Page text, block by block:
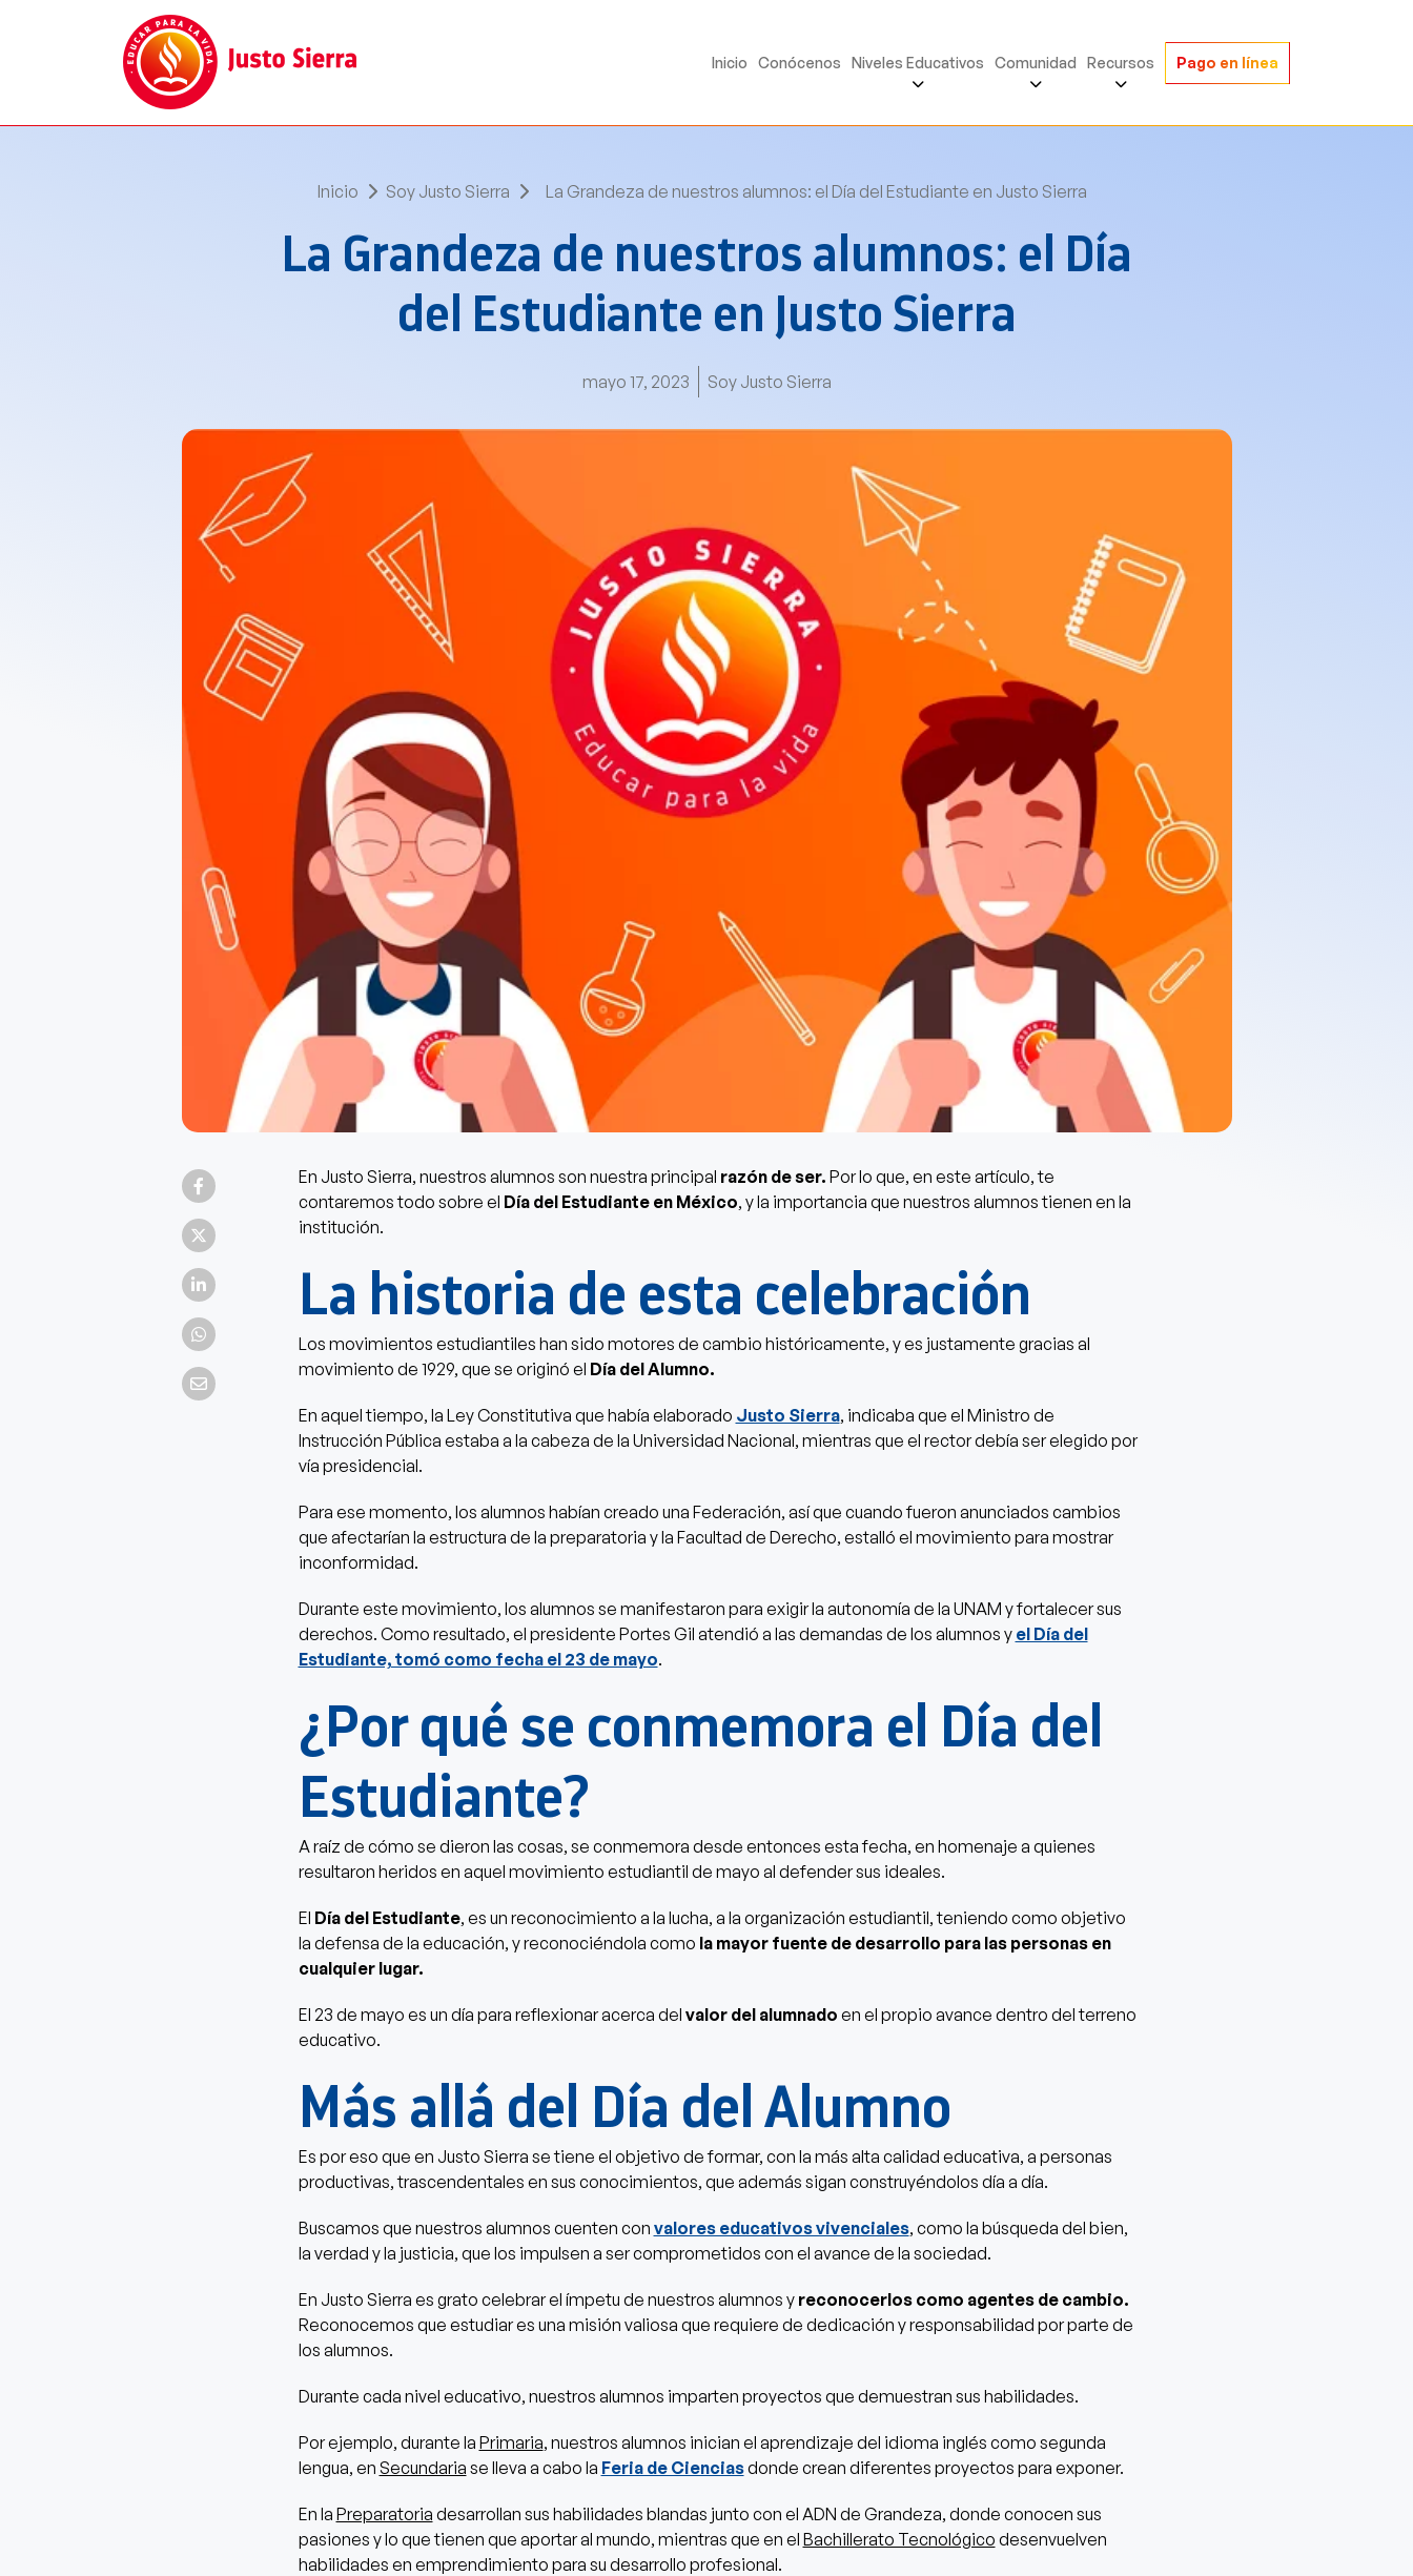
Inicio Conócenos Niveles Educativos Comunidad Recursos Pago en línea
Inicio Soy Justo Sierra La Grandeza de nuestros alumnos: el Día del Estudiante en Justo Sierra
La Grandeza de nuestros alumnos: el Día
del Estudiante en Justo Sierra
mayo 17, 2023 Soy Justo Sierra
En Justo Sierra, nuestros alumnos son nuestra principal razón de ser. Por lo que, en este artículo, te
contaremos todo sobre el Día del Estudiante en México, y la importancia que nuestros alumnos tienen en la
institución.
La historia de esta celebración
Los movimientos estudiantiles han sido motores de cambio históricamente, y es justamente gracias al
movimiento de 1929, que se originó el Día del Alumno.
En aquel tiempo, la Ley Constitutiva que había elaborado Justo Sierra, indicaba que el Ministro de
Instrucción Pública estaba a la cabeza de la Universidad Nacional, mientras que el rector debía ser elegido por
vía presidencial.
Para ese momento, los alumnos habían creado una Federación, así que cuando fueron anunciados cambios
que afectarían la estructura de la preparatoria y la Facultad de Derecho, estalló el movimiento para mostrar
inconformidad.
Durante este movimiento, los alumnos se manifestaron para exigir la autonomía de la UNAM y fortalecer sus
derechos. Como resultado, el presidente Portes Gil atendió a las demandas de los alumnos y el Día del
Estudiante, tomó como fecha el 23 de mayo.
¿Por qué se conmemora el Día del
Estudiante?
A raíz de cómo se dieron las cosas, se conmemora desde entonces esta fecha, en homenaje a quienes
resultaron heridos en aquel movimiento estudiantil de mayo al defender sus ideales.
El Día del Estudiante, es un reconocimiento a la lucha, a la organización estudiantil, teniendo como objetivo
la defensa de la educación, y reconociéndola como la mayor fuente de desarrollo para las personas en
cualquier lugar.
El 23 de mayo es un día para reflexionar acerca del valor del alumnado en el propio avance dentro del terreno
educativo.
Más allá del Día del Alumno
Es por eso que en Justo Sierra se tiene el objetivo de formar, con la más alta calidad educativa, a personas
productivas, trascendentales en sus conocimientos, que además sigan construyéndolos día a día.
Buscamos que nuestros alumnos cuenten con valores educativos vivenciales, como la búsqueda del bien,
la verdad y la justicia, que los impulsen a ser comprometidos con el avance de la sociedad.
En Justo Sierra es grato celebrar el ímpetu de nuestros alumnos y reconocerlos como agentes de cambio.
Reconocemos que estudiar es una misión valiosa que requiere de dedicación y responsabilidad por parte de
los alumnos.
Durante cada nivel educativo, nuestros alumnos imparten proyectos que demuestran sus habilidades.
Por ejemplo, durante la Primaria, nuestros alumnos inician el aprendizaje del idioma inglés como segunda
lengua, en Secundaria se lleva a cabo la Feria de Cienciasdonde crean diferentes proyectos para exponer.
En la Preparatoria desarrollan sus habilidades blandas junto con el ADN de Grandeza, donde conocen sus
pasiones y lo que tienen que aportar al mundo, mientras que en el Bachillerato Tecnológico desenvuelven
habilidades en emprendimiento para su desarrollo profesional.